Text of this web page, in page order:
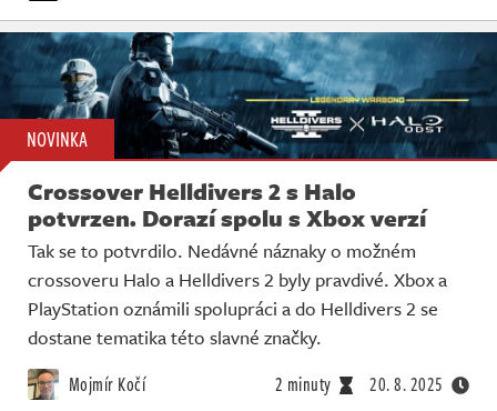
NOVINKA
Crossover Helldivers 2 s Halo
potvrzen. Dorazí spolu s Xbox verzí
Tak se to potvrdilo. Nedávné náznaky o možném
crossoveru Halo a Helldivers 2 byly pravdivé. Xbox a
PlayStation oznámili spolupráci a do Helldivers 2 se
dostane tematika této slavné značky.
Mojmír Kočí 2 minuty 20. 8. 2025